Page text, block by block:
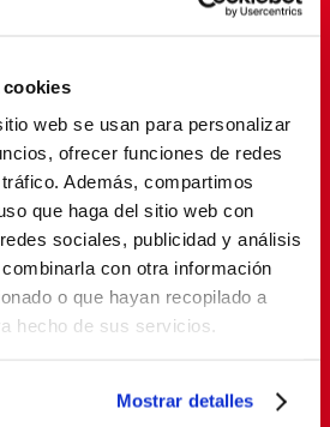
cookies
web se usan para personalizar
ofrecer funciones de redes
Además, compartimos
que haga del sitio web con
sociales, publicidad y análisis
con otra información
o que hayan recopilado a
hecho de sus servicios.
Mostrar detalles
cambiar vidas